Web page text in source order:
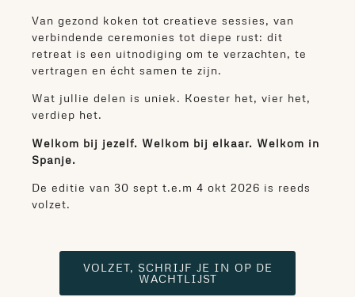
Van gezond koken tot creatieve sessies, van
verbindende ceremonies tot diepe rust: dit
retreat is een uitnodiging om te verzachten, te
vertragen en écht samen te zijn.
Wat jullie delen is uniek. Koester het, vier het,
verdiep het.
Welkom bij jezelf. Welkom bij elkaar. Welkom in
Spanje.
De editie van 30 sept t.e.m 4 okt 2026 is reeds
volzet.
VOLZET, SCHRIJF JE IN OP DE
WACHTLIJST